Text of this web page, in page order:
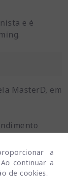
e é
MasterD, em
a
continuar a
de cookies.